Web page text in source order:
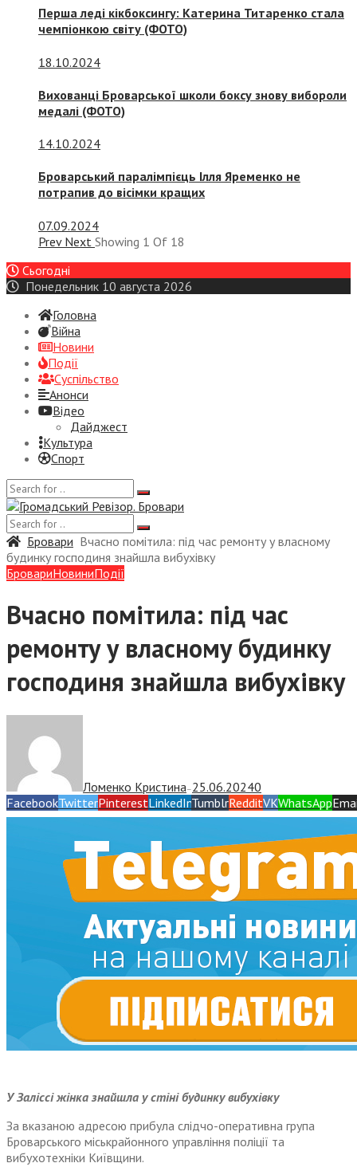
Перша леді кікбоксингу: Катерина Титаренко стала
чемпіонкою світу (ФОТО)
18.10.2024
Вихованці Броварської школи боксу знову вибороли
медалі (ФОТО)
14.10.2024
Броварський паралімпієць Ілля Яременко не
потрапив до вісімки кращих
07.09.2024
Prev Next Showing 1 Of 18
Сьогодні
Понедельник 10 августа 2026
Головна
Війна
Новини
Події
Суспiльство
Анонси
Відео
Дайджест
Культура
Спорт
Бровари Вчасно помітила: під час ремонту у власному
будинку господиня знайшла вибухівку
БровариНовиниПодії
Вчасно помітила: під час
ремонту у власному будинку
господиня знайшла вибухівку
Ломенко Кристина— 25.06.20240
FacebookTwitterPinterestLinkedInTumblrRedditVKWhatsApp
У Заліссі жінка знайшла у стіні будинку вибухівку
За вказаною адресою прибула слідчо-оперативна група
Броварського міськрайонного управління поліції та
вибухотехніки Київщини.